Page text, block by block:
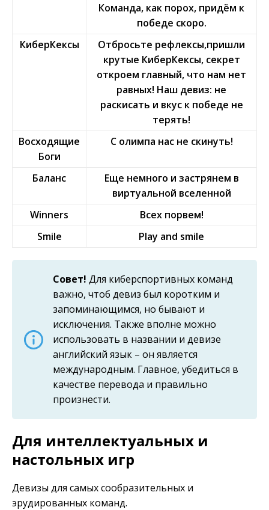
Команда, как порох, придём к
победе скоро.
КиберКексы
Отбросьте рефлексы,пришли
крутые КиберКексы, секрет
откроем главный, что нам нет
равных! Наш девиз: не
раскисать и вкус к победе не
терять!
Восходящие
Боги
С олимпа нас не скинуть!
Баланс
Еще немного и застрянем в
виртуальной вселенной
Winners
Всех порвем!
Smile
Play and smile
Совет! Для киберспортивных команд
важно, чтоб девиз был коротким и
запоминающимся, но бывают и
исключения. Также вполне можно
использовать в названии и девизе
английский язык – он является
международным. Главное, убедиться в
качестве перевода и правильно
произнести.
Для интеллектуальных и
настольных игр
Девизы для самых сообразительных и
эрудированных команд.